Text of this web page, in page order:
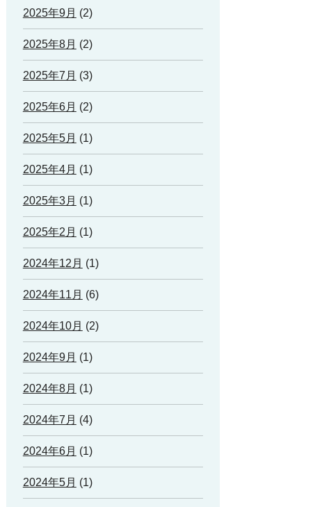
2025年9月 (2)
2025年8月 (2)
2025年7月 (3)
2025年6月 (2)
2025年5月 (1)
2025年4月 (1)
2025年3月 (1)
2025年2月 (1)
2024年12月 (1)
2024年11月 (6)
2024年10月 (2)
2024年9月 (1)
2024年8月 (1)
2024年7月 (4)
2024年6月 (1)
2024年5月 (1)